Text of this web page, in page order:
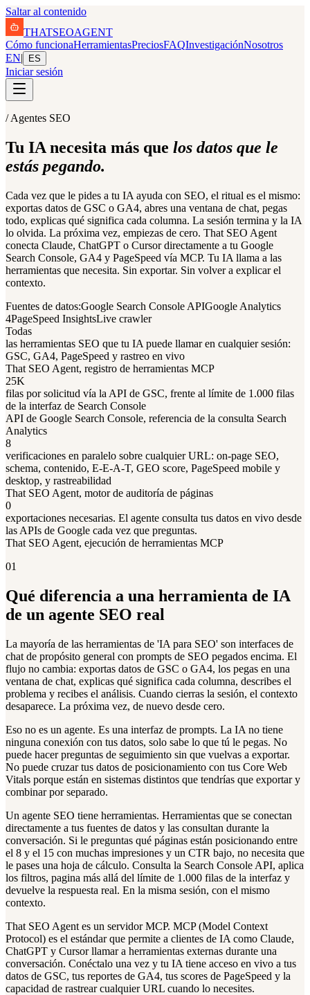
Saltar al contenido
THATSEOAGENT
Cómo funcionaHerramientasPreciosFAQInvestigaciónNosotros
EN| ES
Iniciar sesión
/ Agentes SEO
Tu IA necesita más que los datos que le
estás pegando.
Cada vez que le pides a tu IA ayuda con SEO, el ritual es el mismo:
exportas datos de GSC o GA4, abres una ventana de chat, pegas
todo, explicas qué significa cada columna. La sesión termina y la IA
lo olvida. La próxima vez, empiezas de cero. That SEO Agent
conecta Claude, ChatGPT o Cursor directamente a tu Google
Search Console, GA4 y PageSpeed vía MCP. Tu IA llama a las
herramientas que necesita. Sin exportar. Sin volver a explicar el
contexto.
Fuentes de datos:Google Search Console APIGoogle Analytics
4PageSpeed InsightsLive crawler
Todas
las herramientas SEO que tu IA puede llamar en cualquier sesión:
GSC, GA4, PageSpeed y rastreo en vivo
That SEO Agent, registro de herramientas MCP
25K
filas por solicitud vía la API de GSC, frente al límite de 1.000 filas
de la interfaz de Search Console
API de Google Search Console, referencia de la consulta Search
Analytics
8
verificaciones en paralelo sobre cualquier URL: on-page SEO,
schema, contenido, E-E-A-T, GEO score, PageSpeed mobile y
desktop, y rastreabilidad
That SEO Agent, motor de auditoría de páginas
0
exportaciones necesarias. El agente consulta tus datos en vivo desde
las APIs de Google cada vez que preguntas.
That SEO Agent, ejecución de herramientas MCP
01
Qué diferencia a una herramienta de IA
de un agente SEO real
La mayoría de las herramientas de 'IA para SEO' son interfaces de
chat de propósito general con prompts de SEO pegados encima. El
flujo no cambia: exportas datos de GSC o GA4, los pegas en una
ventana de chat, explicas qué significa cada columna, describes el
problema y recibes el análisis. Cuando cierras la sesión, el contexto
desaparece. La próxima vez, de nuevo desde cero.
Eso no es un agente. Es una interfaz de prompts. La IA no tiene
ninguna conexión con tus datos, solo sabe lo que tú le pegas. No
puede hacer preguntas de seguimiento sin que vuelvas a exportar.
No puede cruzar tus datos de posicionamiento con tus Core Web
Vitals porque están en sistemas distintos que tendrías que exportar y
combinar por separado.
Un agente SEO tiene herramientas. Herramientas que se conectan
directamente a tus fuentes de datos y las consultan durante la
conversación. Si le preguntas qué páginas están posicionando entre
el 8 y el 15 con muchas impresiones y un CTR bajo, no necesita que
le pases una hoja de cálculo. Consulta la Search Console API, aplica
los filtros, pagina más allá del límite de 1.000 filas de la interfaz y
devuelve la respuesta real. En la misma sesión, con el mismo
contexto.
That SEO Agent es un servidor MCP. MCP (Model Context
Protocol) es el estándar que permite a clientes de IA como Claude,
ChatGPT y Cursor llamar a herramientas externas durante una
conversación. Conéctalo una vez y tu IA tiene acceso en vivo a tus
datos de GSC, tus reportes de GA4, tus scores de PageSpeed y la
capacidad de rastrear cualquier URL cuando lo necesites.